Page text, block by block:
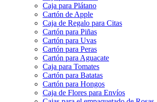
Caja para Plátano
Cartón de Apple
Caja de Regalo para Citas
Cartón para Piñas
Cartón para Uvas
Cartón para Peras
Cartón para Aguacate
Caja para Tomates
Cartón para Batatas
Cartón para Hongos
Caja de Flores para Envíos